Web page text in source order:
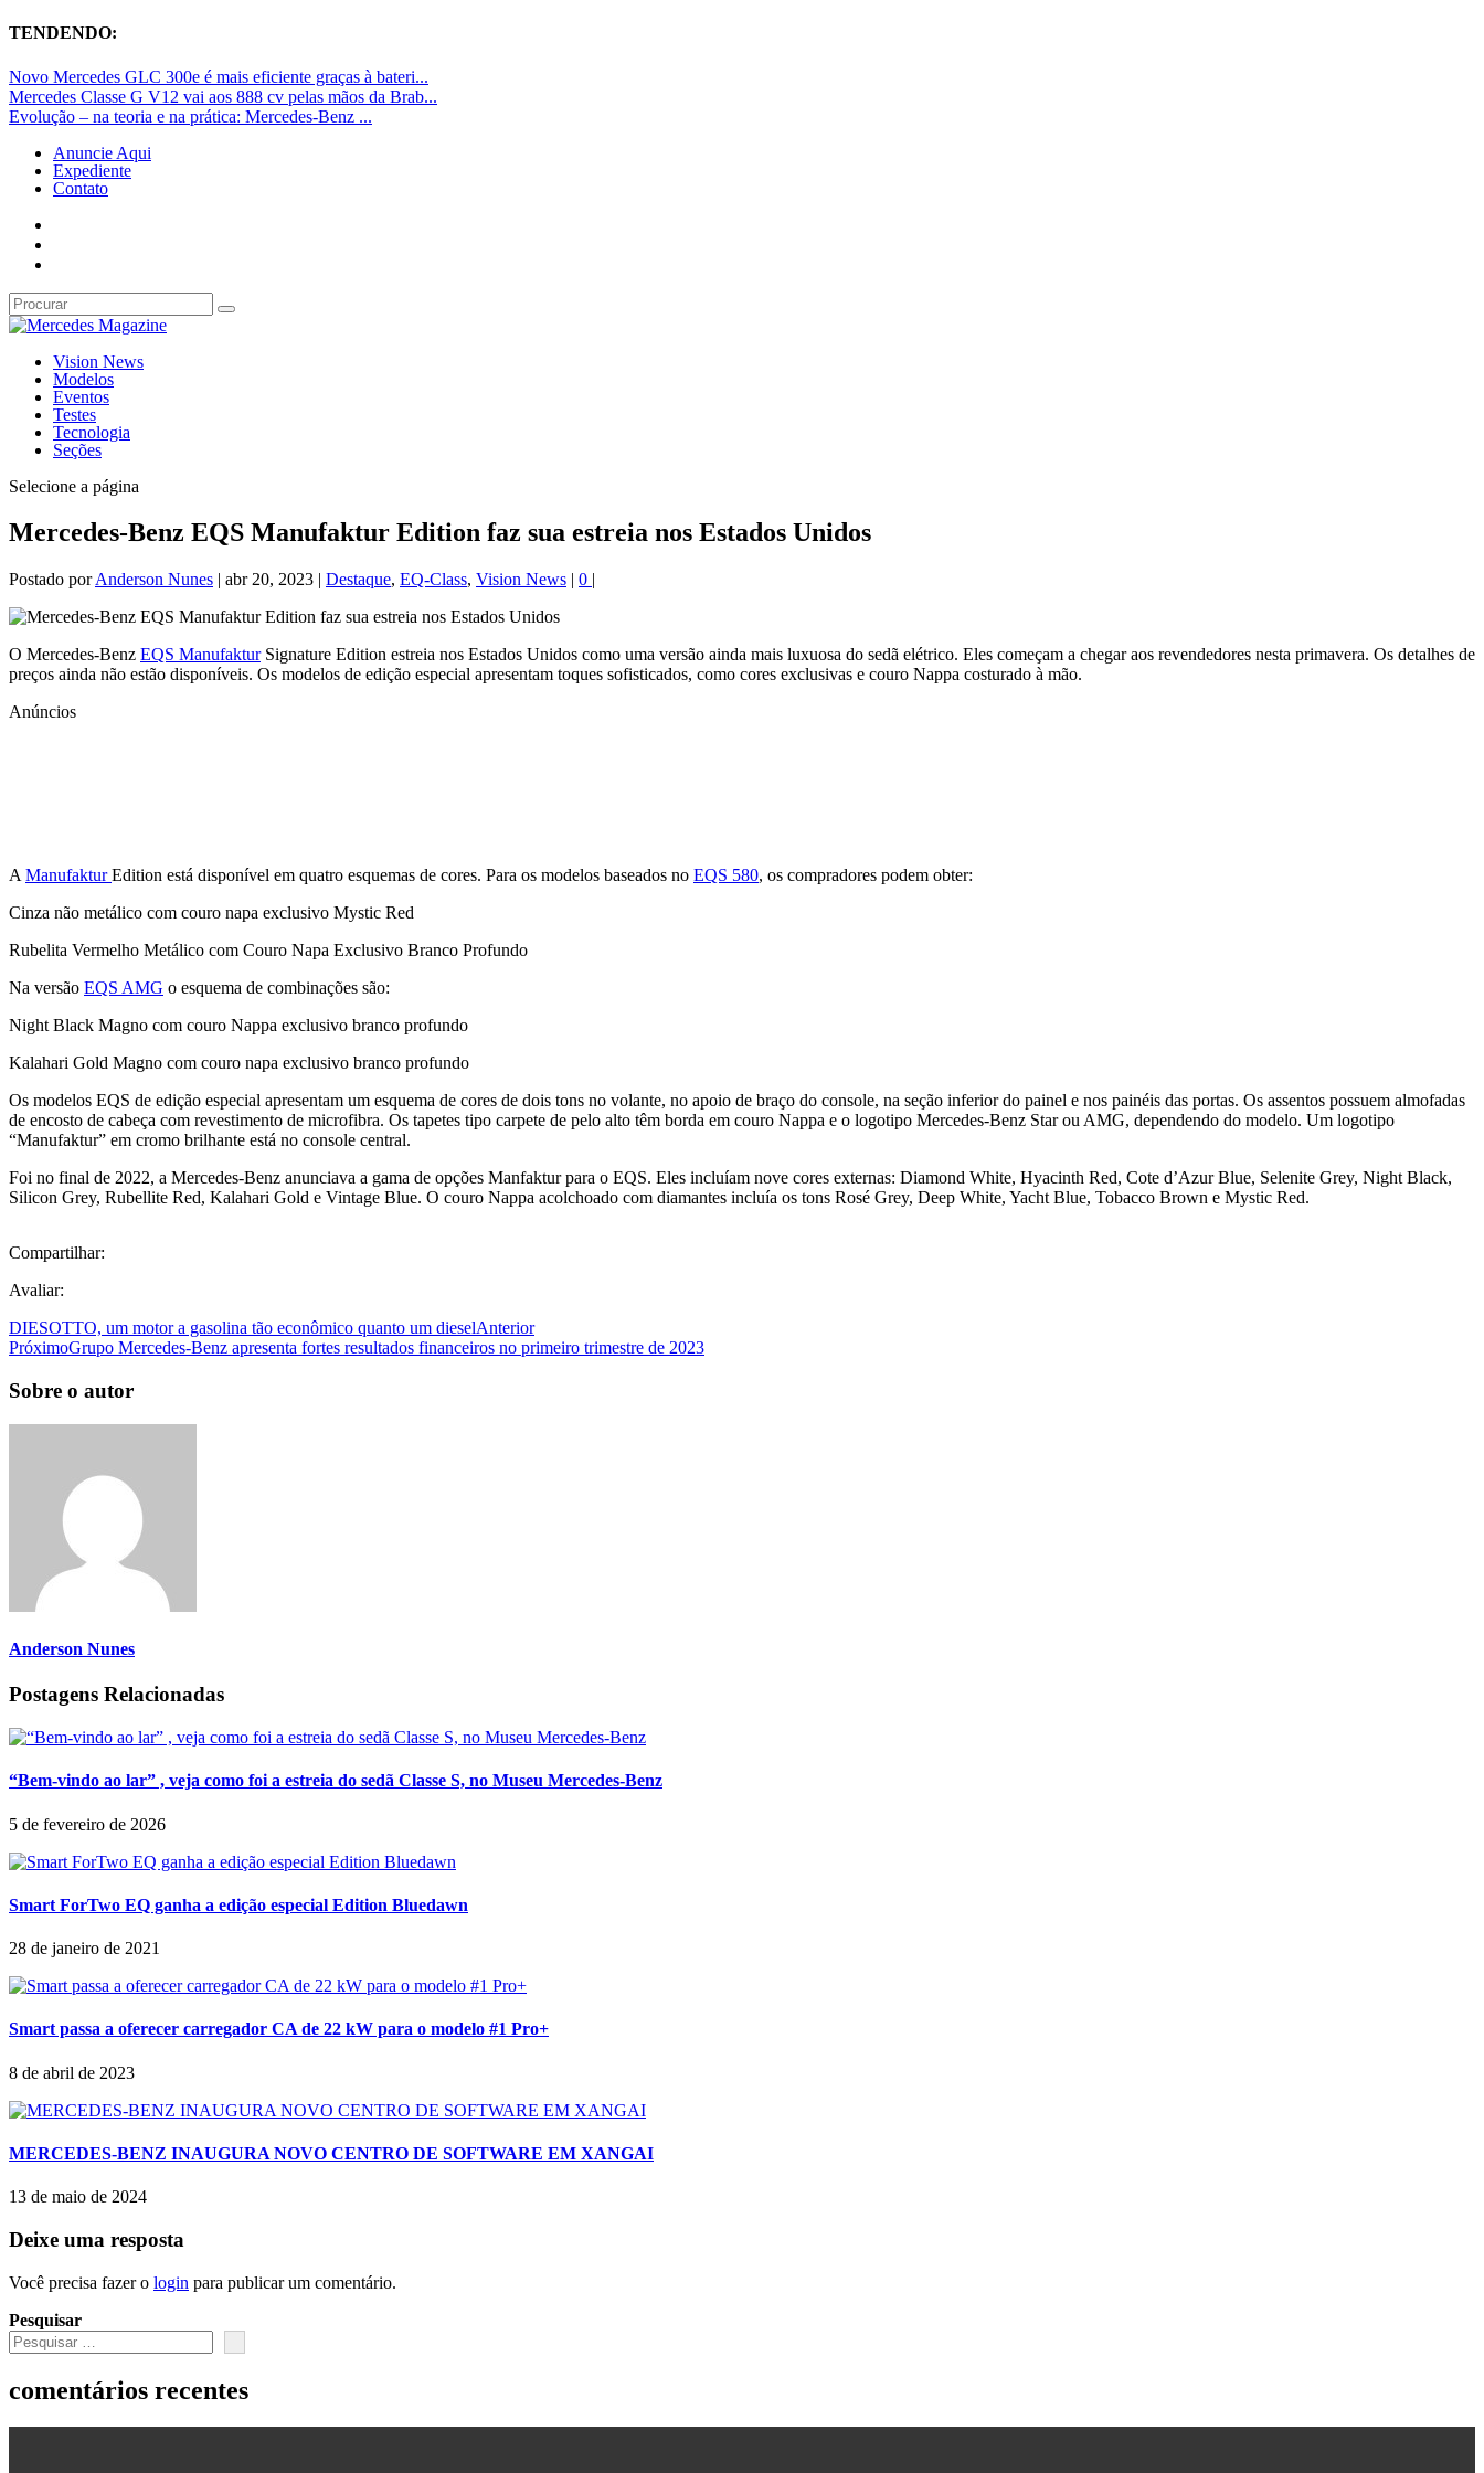
TENDENDO:
Novo Mercedes GLC 300e é mais eficiente graças à bateri...
Mercedes Classe G V12 vai aos 888 cv pelas mãos da Brab...
Evolução – na teoria e na prática: Mercedes-Benz ...
Anuncie Aqui
Expediente
Contato
Vision News
Modelos
Eventos
Testes
Tecnologia
Seções
Selecione a página
Mercedes-Benz EQS Manufaktur Edition faz sua estreia nos Estados Unidos
Postado porAnderson Nunes | abr 20, 2023 | Destaque, EQ-Class, Vision News | 0 |
O Mercedes-Benz EQS ManufakturSignature Edition estreia nos Estados Unidos como uma versão ainda mais luxuosa do sedã elétrico. Eles começam a chegar aos revendedores nesta primavera. Os detalhes de
preços ainda não estão disponíveis. Os modelos de edição especial apresentam toques sofisticados, como cores exclusivas e couro Nappa costurado à mão.
Anúncios
A ManufakturEdition está disponível em quatro esquemas de cores. Para os modelos baseados no EQS 580, os compradores podem obter:
Cinza não metálico com couro napa exclusivo Mystic Red
Rubelita Vermelho Metálico com Couro Napa Exclusivo Branco Profundo
Na versão EQS AMG o esquema de combinações são:
Night Black Magno com couro Nappa exclusivo branco profundo
Kalahari Gold Magno com couro napa exclusivo branco profundo
Os modelos EQS de edição especial apresentam um esquema de cores de dois tons no volante, no apoio de braço do console, na seção inferior do painel e nos painéis das portas. Os assentos possuem almofadas
de encosto de cabeça com revestimento de microfibra. Os tapetes tipo carpete de pelo alto têm borda em couro Nappa e o logotipo Mercedes-Benz Star ou AMG, dependendo do modelo. Um logotipo
“Manufaktur” em cromo brilhante está no console central.
Foi no final de 2022, a Mercedes-Benz anunciava a gama de opções Manfaktur para o EQS. Eles incluíam nove cores externas: Diamond White, Hyacinth Red, Cote d’Azur Blue, Selenite Grey, Night Black,
Silicon Grey, Rubellite Red, Kalahari Gold e Vintage Blue. O couro Nappa acolchoado com diamantes incluía os tons Rosé Grey, Deep White, Yacht Blue, Tobacco Brown e Mystic Red.
Compartilhar:
Avaliar:
DIESOTTO, um motor a gasolina tão econômico quanto um dieselAnterior
PróximoGrupo Mercedes-Benz apresenta fortes resultados financeiros no primeiro trimestre de 2023
Sobre o autor
Anderson Nunes
Postagens Relacionadas
“Bem-vindo ao lar” , veja como foi a estreia do sedã Classe S, no Museu Mercedes-Benz
5 de fevereiro de 2026
Smart ForTwo EQ ganha a edição especial Edition Bluedawn
28 de janeiro de 2021
Smart passa a oferecer carregador CA de 22 kW para o modelo #1 Pro+
8 de abril de 2023
MERCEDES-BENZ INAUGURA NOVO CENTRO DE SOFTWARE EM XANGAI
13 de maio de 2024
Deixe uma resposta
Você precisa fazer o login para publicar um comentário.
Pesquisar
comentários recentes